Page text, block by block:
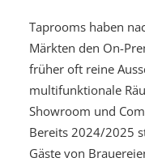
Taprooms haben
Märkten den On-
früher oft reine
multifunktionale
Showroom und
Bereits 2024/2025
Gäste von